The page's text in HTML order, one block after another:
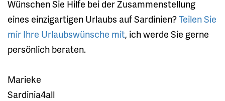
Wünschen Sie Hilfe bei der Zusammenstellung
eines einzigartigen Urlaubs auf Sardinien?Teilen Sie
mir Ihre Urlaubswünsche mit, ich werde Sie gerne
persönlich beraten.
Marieke
Sardinia4all